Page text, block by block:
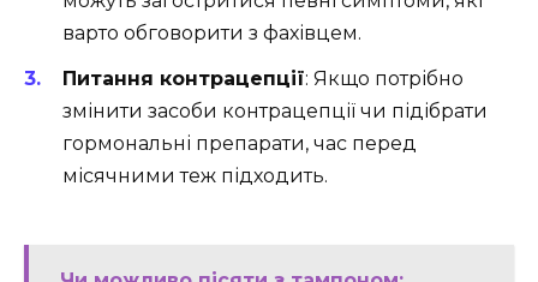
варто обговорити з фахівцем.
Питання контрацепції: Якщо потрібно
змінити засоби контрацепції чи підібрати
гормональні препарати, час перед
місячними теж підходить.